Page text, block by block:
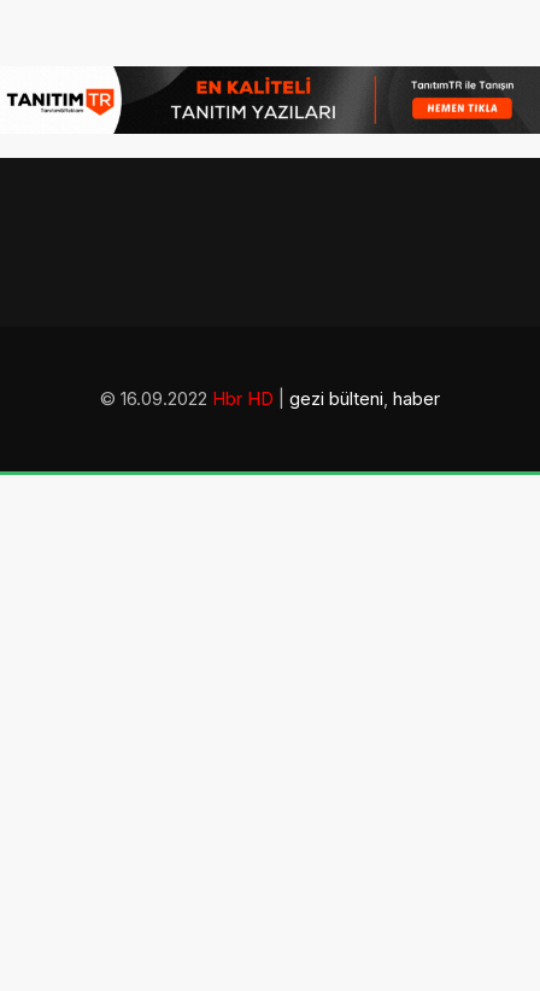
© 16.09.2022 Hbr HD gezi bülteni, haber